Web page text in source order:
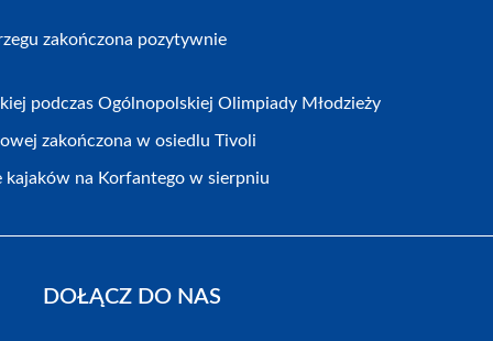
zakończona pozytywnie
podczas Ogólnopolskiej Olimpiady Młodzieży
zakończona w osiedlu Tivoli
kajaków na Korfantego w sierpniu
DOŁĄCZ DO NAS